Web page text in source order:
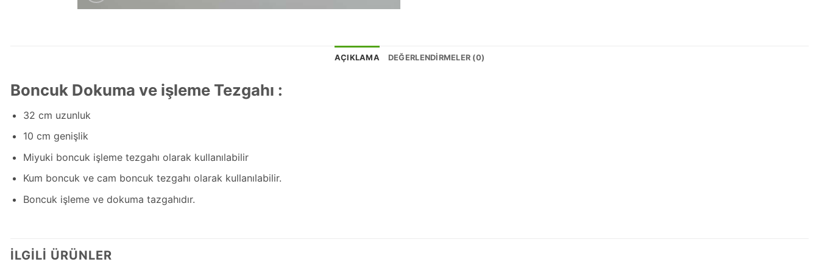
AÇIKLAMA DEĞERLENDIRMELER (0)
Boncuk Dokuma ve işleme Tezgahı :
32 cm uzunluk
10 cm genişlik
Miyuki boncuk işleme tezgahı olarak kullanılabilir
Kum boncuk ve cam boncuk tezgahı olarak kullanılabilir.
Boncuk işleme ve dokuma tazgahıdır.
İLGILI ÜRÜNLER